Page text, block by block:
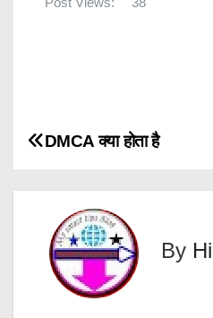
P
o
DMCA क्या होता है
By